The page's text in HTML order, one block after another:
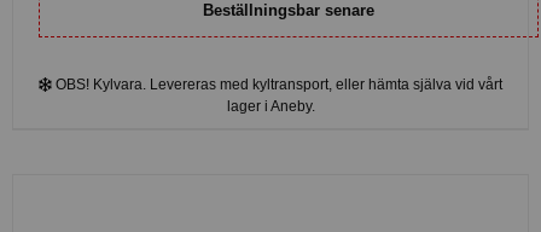
Beställningsbar senare
OBS! Kylvara. Levereras med kyltransport, eller hämta själva vid vårt
lager i Aneby.